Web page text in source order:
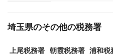
埼玉県のその他の税務署
上尾税務署 朝霞税務署 浦和税